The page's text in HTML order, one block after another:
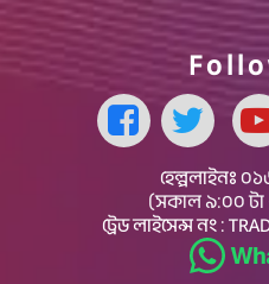
হেল্পলাইনঃ
(সকাল ৯:০০ টা
ট্রেড লাইসেন্স নং :